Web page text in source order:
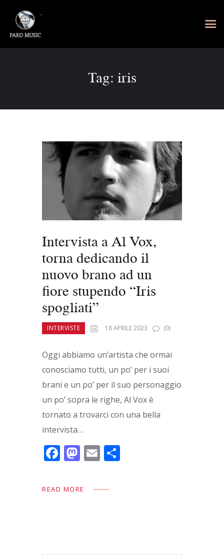
Tag: iris
Intervista a Al Vox,
torna dedicando il
nuovo brano ad un
fiore stupendo “Iris
spogliati”
INTERVISTE 18 APRILE 2023 (0)
Oggi abbiamo un’artista che ormai
conosciamo tutti, un po’ per i suoi
brani e un po’ per il suo personaggio
un po’ sopra le righe, Al Vox è
tornato a trovarci con una bella
intervista…
F
e
M
to
E
ai
READ MORE